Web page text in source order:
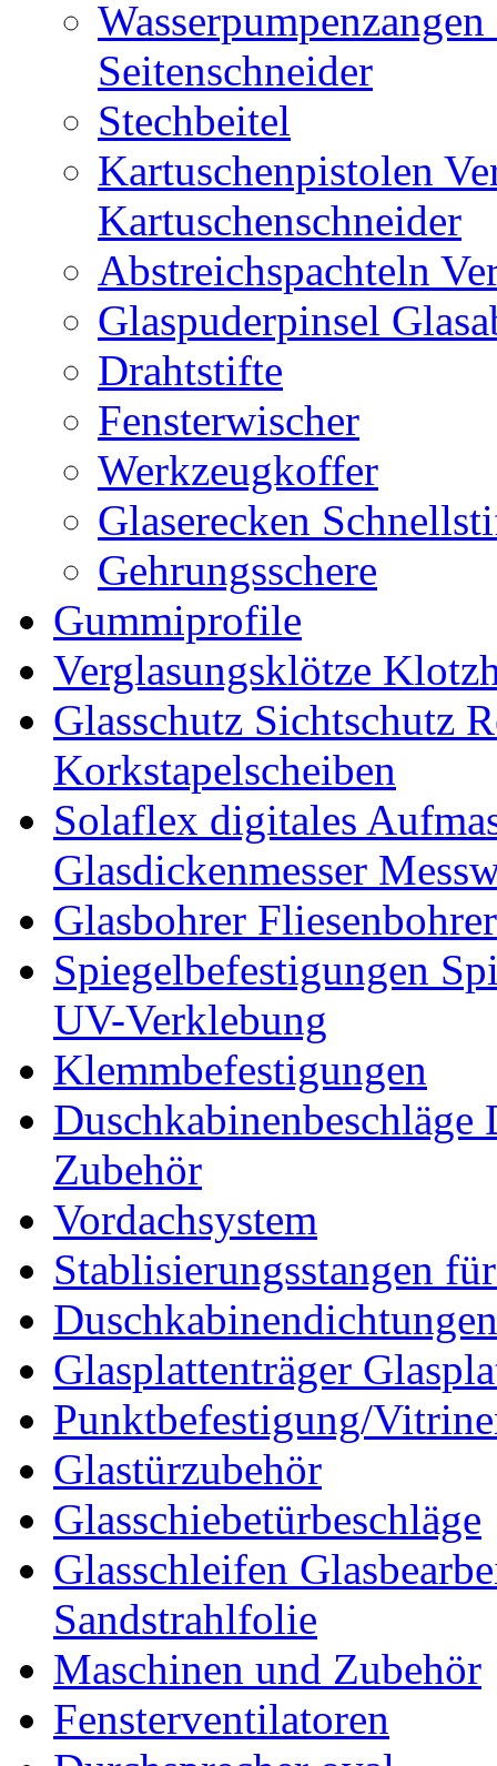
Seitenschneider
Stechbeitel
Kartuschenpistolen
Kartuschenschneider
Abstreichspachteln
Glaspuderpinsel
Drahtstifte
Fensterwischer
Werkzeugkoffer
Glaserecken
Gehrungsschere
Gummiprofile
Verglasungsklötze
Glasschutz Sichtschutz
Korkstapelscheiben
Solaflex digitales
Glasdickenmesser
Glasbohrer
Spiegelbefestigungen
UV-Verklebung
Klemmbefestigungen
Zubehör
Vordachsystem
Stablisierungsstangen
Duschkabinendichtungen
Glasplattenträger
Punktbefestigung/
Glastürzubehör
Glasschiebetürbeschläge
Glasschleifen
Sandstrahlfolie
Maschinen und Zubehör
Fensterventilatoren